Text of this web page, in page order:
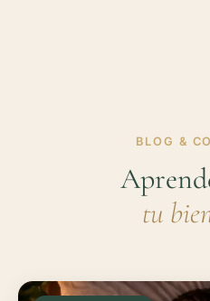
BLOG &
tu